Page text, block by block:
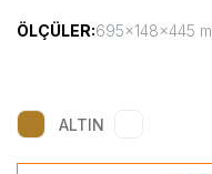
ÖLÇÜLER:695x148x445
ALTIN